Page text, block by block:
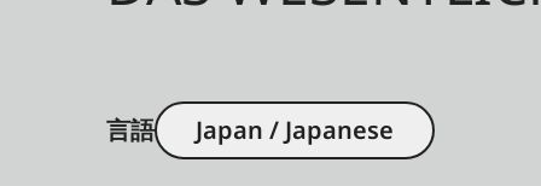
言語 Japan / Japanese